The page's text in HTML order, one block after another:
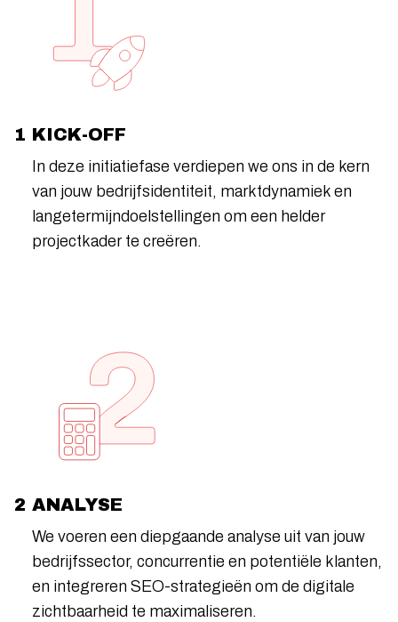
1 KICK-OFF
In deze initiatiefase verdiepen we ons in de kern
van jouw bedrijfsidentiteit, marktdynamiek en
langetermijndoelstellingen om een helder
projectkader te creëren.
2 ANALYSE
We voeren een diepgaande analyse uit van jouw
bedrijfssector, concurrentie en potentiële klanten,
en integreren SEO-strategieën om de digitale
zichtbaarheid te maximaliseren.